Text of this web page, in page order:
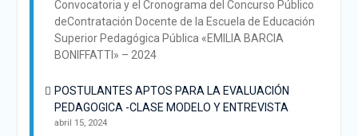
Convocatoria y el Cronograma del Concurso Público
deContratación Docente de la Escuela de Educación
Superior Pedagógica Pública «EMILIA BARCIA
BONIFFATTI» – 2024
POSTULANTES APTOS PARA LA EVALUACIÓN
PEDAGOGICA -CLASE MODELO Y ENTREVISTA
abril 15, 2024